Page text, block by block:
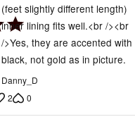
(feet slightly different length)
inner lining fits well.<br /><br
/>Yes, they are accented with
black, not gold as in picture.
Danny_D
2 0